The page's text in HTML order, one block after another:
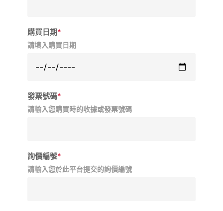
購買日期*
請填入購買日期
發票號碼*
請輸入您購買時的收據或發票號碼
詢價編號*
請輸入您於此平台提交的詢價編號